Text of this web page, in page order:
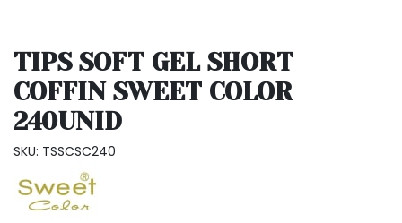
TIPS SOFT GEL SHORT
COFFIN SWEET COLOR
240UNID
SKU: TSSCSC240